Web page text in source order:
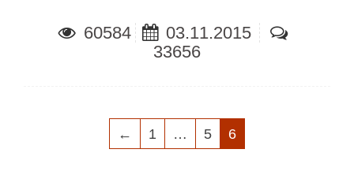
60584
03.11.2015
33656
← 1 … 5 6